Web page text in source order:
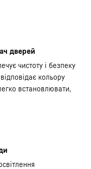
дверей
чистоту і безпеку
кольору
встановлювати,